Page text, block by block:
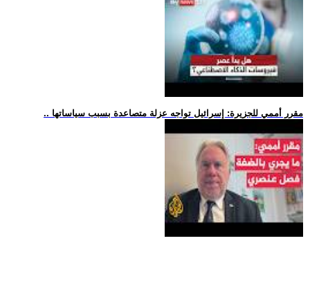
.. مقرر أممي للجزيرة: إسرائيل تواجه عزلة متصاعدة بسبب سياساتها